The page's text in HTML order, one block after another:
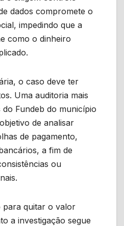
dados compromete o
impedindo que a
como o dinheiro
o caso deve ter
Uma auditoria mais
Fundeb do município
de analisar
de pagamento,
a fim de
ou
quitar o valor
a investigação segue